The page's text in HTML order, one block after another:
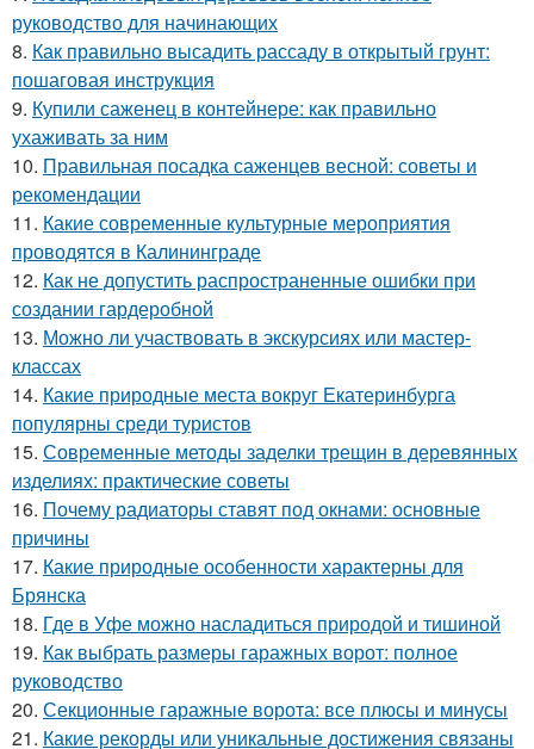
руководство для начинающих
8. Как правильно высадить рассаду в открытый грунт:
пошаговая инструкция
9. Купили саженец в контейнере: как правильно
ухаживать за ним
10. Правильная посадка саженцев весной: советы и
рекомендации
11. Какие современные культурные мероприятия
проводятся в Калининграде
12. Как не допустить распространенные ошибки при
создании гардеробной
13. Можно ли участвовать в экскурсиях или мастер-
классах
14. Какие природные места вокруг Екатеринбурга
популярны среди туристов
15. Современные методы заделки трещин в деревянных
изделиях: практические советы
16. Почему радиаторы ставят под окнами: основные
причины
17. Какие природные особенности характерны для
Брянска
18. Где в Уфе можно насладиться природой и тишиной
19. Как выбрать размеры гаражных ворот: полное
руководство
20. Секционные гаражные ворота: все плюсы и минусы
21. Какие рекорды или уникальные достижения связаны